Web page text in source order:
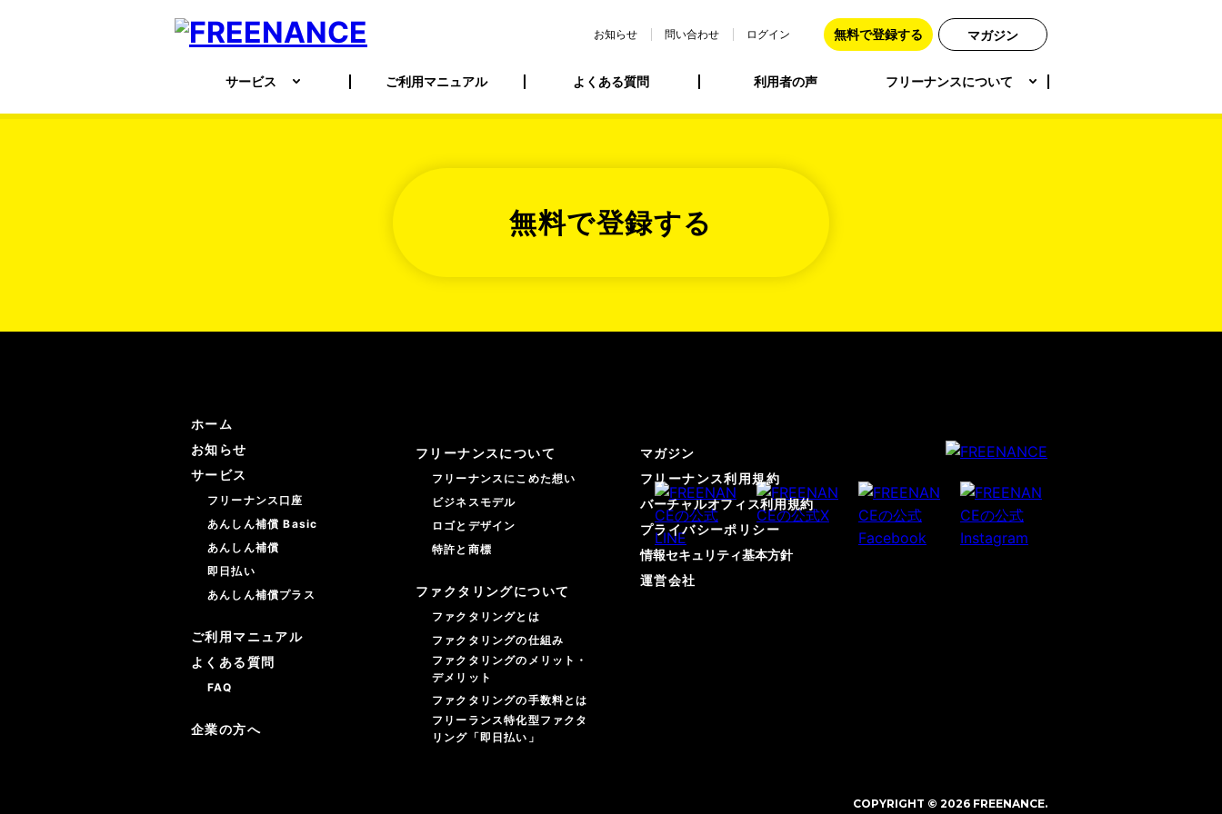
お知らせ 問い合わせ ログイン 無料で登録する マガジン
サービス ご利用マニュアル よくある質問 利用者の声 フリーナンスについて
無料で登録する
ホーム
お知らせ
サービス
フリーナンス口座
あんしん補償 Basic
あんしん補償
即日払い
あんしん補償プラス
ご利用マニュアル
よくある質問
FAQ
企業の方へ
フリーナンスについて
フリーナンスにこめた想い
ビジネスモデル
ロゴとデザイン
特許と商標
ファクタリングについて
ファクタリングとは
ファクタリングの仕組み
ファクタリングのメリット・
デメリット
ファクタリングの手数料とは
フリーランス特化型ファクタ
リング「即日払い」
マガジン
フリーナンス利用規約
バーチャルオフィス利用規約
プライバシーポリシー
情報セキュリティ基本方針
運営会社
COPYRIGHT © 2026 FREENANCE.